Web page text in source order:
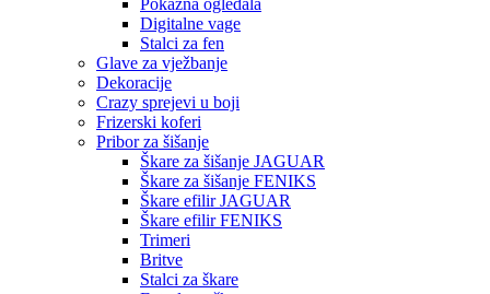
Pokazna ogledala
Digitalne vage
Stalci za fen
Glave za vježbanje
Dekoracije
Crazy sprejevi u boji
Frizerski koferi
Pribor za šišanje
Škare za šišanje JAGUAR
Škare za šišanje FENIKS
Škare efilir JAGUAR
Škare efilir FENIKS
Trimeri
Britve
Stalci za škare